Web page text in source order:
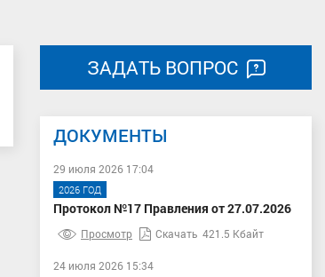
ЗАДАТЬ ВОПРОС
ДОКУМЕНТЫ
29 июля 2026 17:04
2026 ГОД
Протокол №17 Правления от 27.07.2026
Просмотр Скачать 421.5 Кбайт
24 июля 2026 15:34